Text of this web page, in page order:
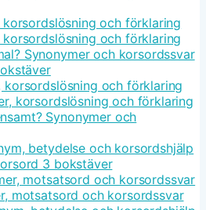
korsordslösning och förklaring
korsordslösning och förklaring
Synonymer och korsordssvar
korsordslösning och förklaring
korsordslösning och förklaring
Synonymer och
betydelse och korsordshjälp
3 bokstäver
motsatsord och korsordssvar
motsatsord och korsordssvar